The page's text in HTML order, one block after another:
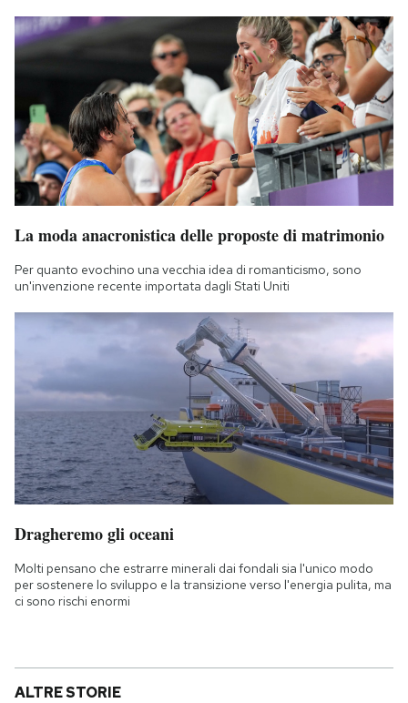
La moda anacronistica delle proposte di matrimonio
Per quanto evochino una vecchia idea di romanticismo, sono
un'invenzione recente importata dagli Stati Uniti
Dragheremo gli oceani
Molti pensano che estrarre minerali dai fondali sia l'unico modo
per sostenere lo sviluppo e la transizione verso l'energia pulita, ma
ci sono rischi enormi
ALTRE STORIE